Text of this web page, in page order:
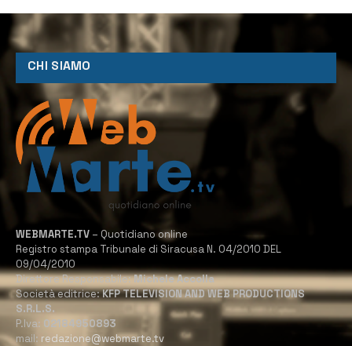
CHI SIAMO
WEBMARTE.TV – Quotidiano online
Registro stampa Tribunale di Siracusa N. 04/2010 DEL
09/04/2010
Direttore Responsabile:Michele Accolla
Società editrice:KFP TELEVISION AND WEB PRODUCTIONS
S.R.L.S.
P.Iva: 02184950893
mail: redazione@webmarte.tv